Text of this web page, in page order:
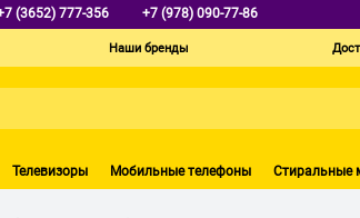
(3652) 777-356 +7 (978) 090-77-86
Наши бренды
Телевизоры Мобильные телефоны Стиральные